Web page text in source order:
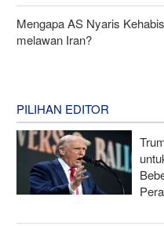
Mengapa AS Nyaris
melawan Iran?
PILIHAN EDITOR